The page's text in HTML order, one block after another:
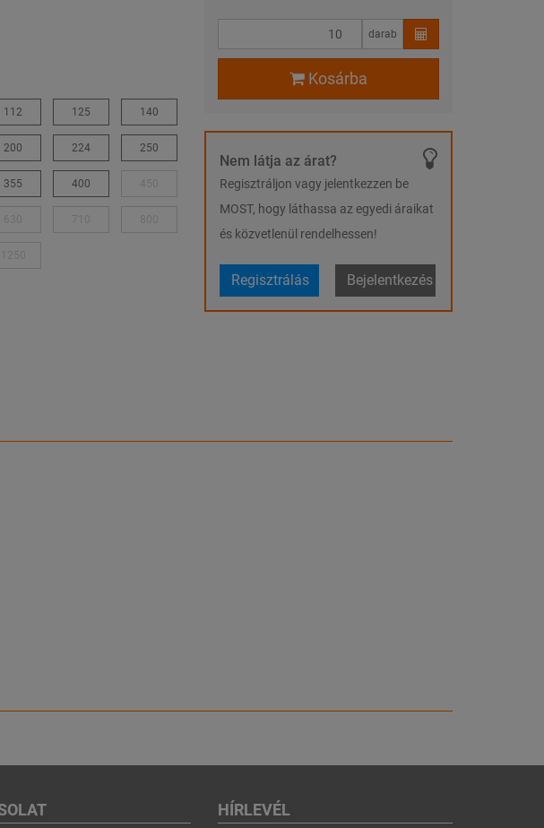
112 125 140
200 224 250
355 400
darab
Kosárba
Nem látja az árat?
Regisztráljon vagy jelentkezzen be
MOST, hogy láthassa az egyedi áraikat
és közvetlenül rendelhessen!
Regisztrálás Bejelentkezés
HÍRLEVÉL